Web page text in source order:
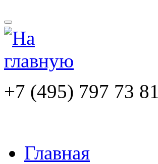
+7 (495) 797 73 81
Главная